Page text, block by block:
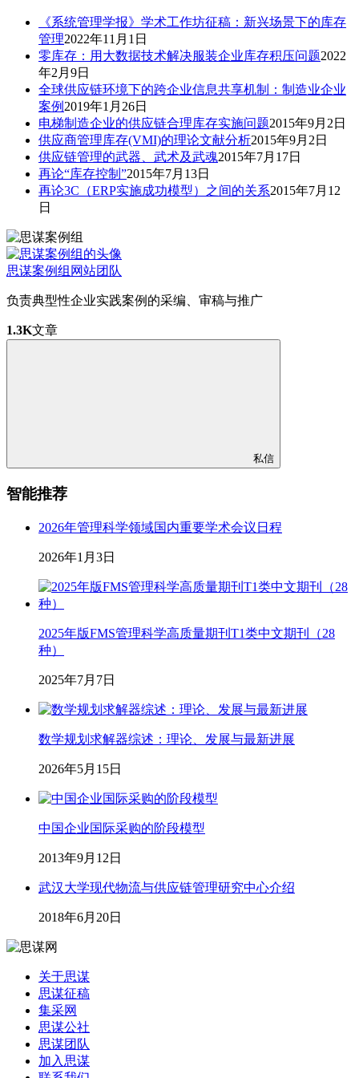
《系统管理学报》学术工作坊征稿：新兴场景下的库存
管理2022年11月1日
零库存：用大数据技术解决服装企业库存积压问题2022
年2月9日
全球供应链环境下的跨企业信息共享机制：制造业企业
案例 2019年1月26日
电梯制造企业的供应链合理库存实施问题2015年9月2日
供应商管理库存(VMI)的理论文献分析2015年9月2日
供应链管理的武器、武术及武魂2015年7月17日
再论“库存控制”2015年7月13日
再论3C（ERP实施成功模型）之间的关系2015年7月12
日
思谋案例组 网站团队
负责典型性企业实践案例的采编、审稿与推广
1.3K文章
私信
智能推荐
2026年管理科学领域国内重要学术会议日程
2026年1月3日
2025年版FMS管理科学高质量期刊T1类中文期刊（28
种）
2025年7月7日
数学规划求解器综述：理论、发展与最新进展
2026年5月15日
中国企业国际采购的阶段模型
2013年9月12日
武汉大学现代物流与供应链管理研究中心介绍
2018年6月20日
关于思谋
思谋征稿
集采网
思谋公社
思谋团队
加入思谋